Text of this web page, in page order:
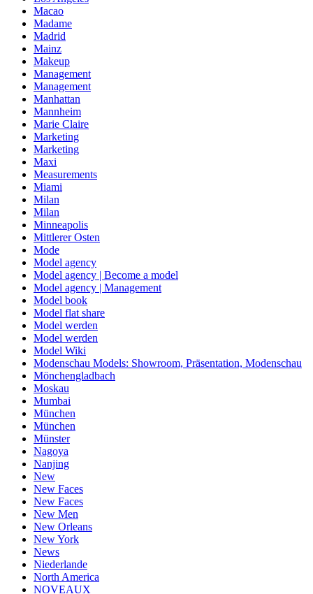
Macao
Madame
Madrid
Mainz
Makeup
Management
Management
Manhattan
Mannheim
Marie Claire
Marketing
Marketing
Maxi
Measurements
Miami
Milan
Milan
Minneapolis
Mittlerer Osten
Mode
Model agency
Model agency | Become a model
Model agency | Management
Model book
Model flat share
Model werden
Model werden
Model Wiki
Modenschau Models: Showroom, Präsentation, Modenschau
Mönchengladbach
Moskau
Mumbai
München
München
Münster
Nagoya
Nanjing
New
New Faces
New Faces
New Men
New Orleans
New York
News
Niederlande
North America
NOVEAUX